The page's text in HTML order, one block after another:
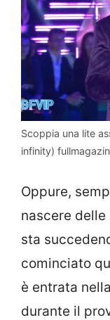
Scoppia una lite
infinity)
Oppure,
nascere
sta
cominciato
è entrata
durante il